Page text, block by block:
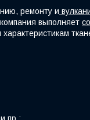
ремонту и
выполняет
характеристикам
пр.;